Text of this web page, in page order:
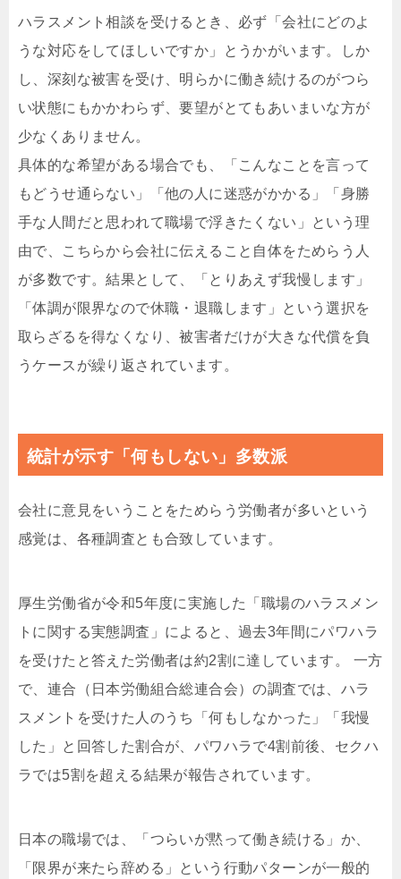
ハラスメント相談を受けるとき、必ず「会社にどのよ
うな対応をしてほしいですか」とうかがいます。しか
し、深刻な被害を受け、明らかに働き続けるのがつら
い状態にもかかわらず、要望がとてもあいまいな方が
少なくありません。
具体的な希望がある場合でも、「こんなことを言って
もどうせ通らない」「他の人に迷惑がかかる」「身勝
手な人間だと思われて職場で浮きたくない」という理
由で、こちらから会社に伝えること自体をためらう人
が多数です。結果として、「とりあえず我慢します」
「体調が限界なので休職・退職します」という選択を
取らざるを得なくなり、被害者だけが大きな代償を負
うケースが繰り返されています。
統計が示す「何もしない」多数派
会社に意見をいうことをためらう労働者が多いという
感覚は、各種調査とも合致しています。
厚生労働省が令和5年度に実施した「職場のハラスメン
トに関する実態調査」によると、過去3年間にパワハラ
を受けたと答えた労働者は約2割に達しています。 一方
で、連合（日本労働組合総連合会）の調査では、ハラ
スメントを受けた人のうち「何もしなかった」「我慢
した」と回答した割合が、パワハラで4割前後、セクハ
ラでは5割を超える結果が報告されています。
日本の職場では、「つらいが黙って働き続ける」か、
「限界が来たら辞める」という行動パターンが一般的